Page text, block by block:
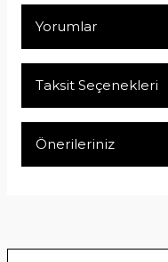
Yorumlar
Taksit Seçenekleri
Önerileriniz